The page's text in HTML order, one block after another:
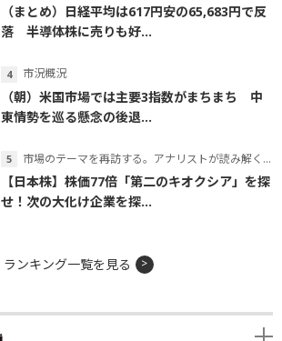
（まとめ）日経平均は617円安の65,683円で反
落 半導体株に売りも好...
市況概況
（朝）米国市場では主要3指数がまちまち 中
東情勢を巡る懸念の後退...
市場のテーマを再訪する。アナリストが読み解くテーマの本質
【日本株】株価77倍「第二のキオクシア」を探
せ！次の大化け企業を探...
ランキング一覧を見る